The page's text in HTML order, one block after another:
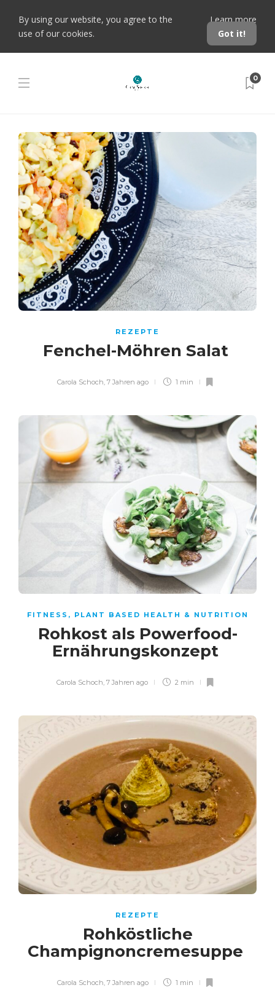
By using our website, you agree to the
use of our cookies.
Learn more
Got it!
0
REZEPTE
Fenchel-Möhren Salat
Carola Schoch, 7 Jahren ago 1 min
FITNESS , PLANT BASED HEALTH & NUTRITION
Rohkost als Powerfood-
Ernährungskonzept
Carola Schoch, 7 Jahren ago 2 min
REZEPTE
Rohköstliche
Champignoncremesuppe
Carola Schoch, 7 Jahren ago 1 min